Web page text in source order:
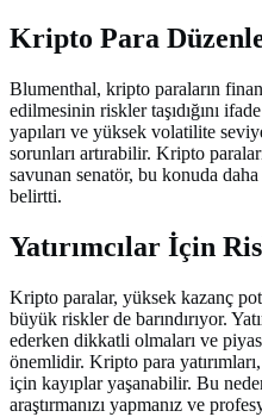
Kripto Para
Blumenthal, kripto paraların
edilmesinin riskler taşıdığını
yapıları ve yüksek volatilite
sorunları artırabilir. Kripto
savunan senatör, bu konuda
belirtti.
Yatırımcılar İçin
Kripto paralar, yüksek kazanç
büyük riskler de barındırıyor.
ederken dikkatli olmaları ve
önemlidir. Kripto para
için kayıplar yaşanabilir. Bu
araştırmanızı yapmanız ve